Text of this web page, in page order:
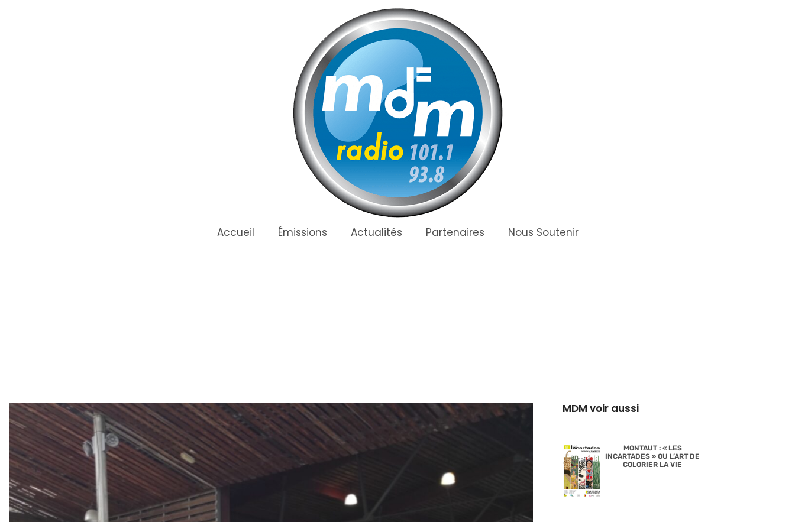
Accueil Émissions Actualités Partenaires Nous Soutenir
MDM voir aussi
MONTAUT : « LES
INCARTADES » OU L’ART DE
COLORIER LA VIE